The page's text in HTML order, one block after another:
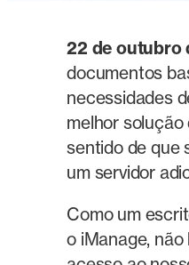
22 de outubro
documentos
necessidades
melhor
sentido de que
um servidor
Como um
o iManage,